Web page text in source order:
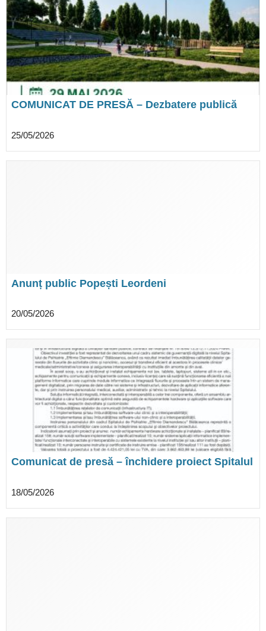
COMUNICAT DE PRESĂ – Dezbatere publică
finanțare din fonduri europene, Brănești
25/05/2026
Anunț public Popești Leordeni
20/05/2026
Comunicat de presă – închidere proiect Spitalul
Bălăceanca
18/05/2026